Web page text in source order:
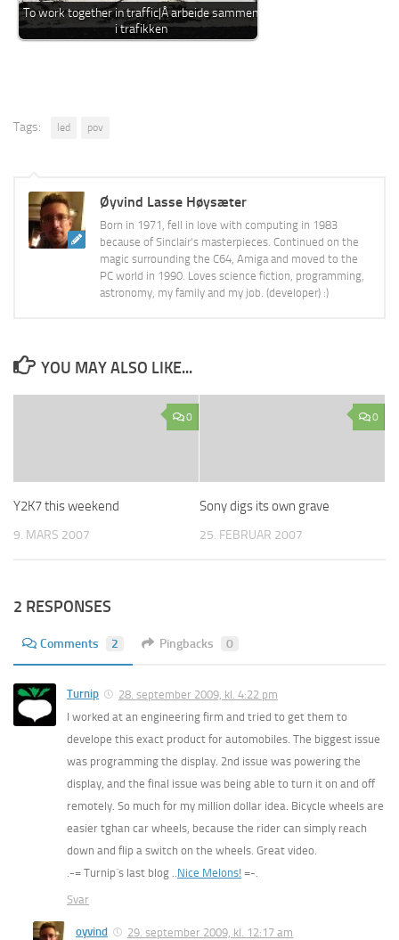
To work together in traffic|Å arbeide sammen
i trafikken
Tags: led pov
Øyvind Lasse Høysæter
Born in 1971, fell in love with computing in 1983
because of Sinclair's masterpieces. Continued on the
magic surrounding the C64, Amiga and moved to the
PC world in 1990. Loves science fiction, programming,
astronomy, my family and my job. (developer) :)
YOU MAY ALSO LIKE...
0
Y2K7 this weekend
9. MARS 2007
0
Sony digs its own grave
25. FEBRUAR 2007
2 RESPONSES
Comments 2 Pingbacks 0
Turnip
28. september 2009, kl. 4:22 pm
I worked at an engineering firm and tried to get them to
develope this exact product for automobiles. The biggest issue
was programming the display. 2nd issue was powering the
display, and the final issue was being able to turn it on and off
remotely. So much for my million dollar idea. Bicycle wheels are
easier tghan car wheels, because the rider can simply reach
down and flip a switch on the wheels. Great video.
.-= Turnip´s last blog .. Nice Melons! =-.
Svar
oyvind 29. september 2009, kl. 12:17 am